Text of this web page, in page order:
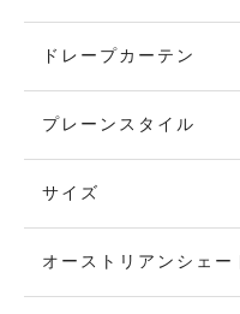
ドレープカーテン
プレーンスタイル
サイズ
オーストリアンシェー